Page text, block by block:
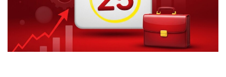
Chat Diskothek Essen
Features Flirten Flirtportal